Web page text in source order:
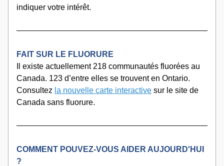
indiquer votre intérêt.
FAIT SUR LE FLUORURE
Il existe actuellement 218 communautés fluorées au
Canada. 123 d’entre elles se trouvent en Ontario.
Consultez la nouvelle carte interactive sur le site de
Canada sans fluorure.
COMMENT POUVEZ-VOUS AIDER AUJOURD'HUI
?